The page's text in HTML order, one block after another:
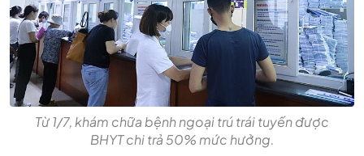
Từ 1/7, khám chữa bệnh ngoại trú trái tuyến được
BHYT chi trả 50% mức hưởng.